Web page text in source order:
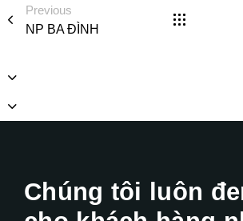
Previous
NP BA ĐÌNH
Chúng tôi luôn